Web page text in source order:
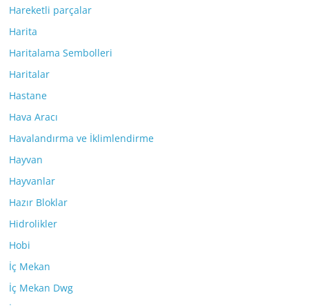
Hareketli parçalar
Harita
Haritalama Sembolleri
Haritalar
Hastane
Hava Aracı
Havalandırma ve İklimlendirme
Hayvan
Hayvanlar
Hazır Bloklar
Hidrolikler
Hobi
İç Mekan
İç Mekan Dwg